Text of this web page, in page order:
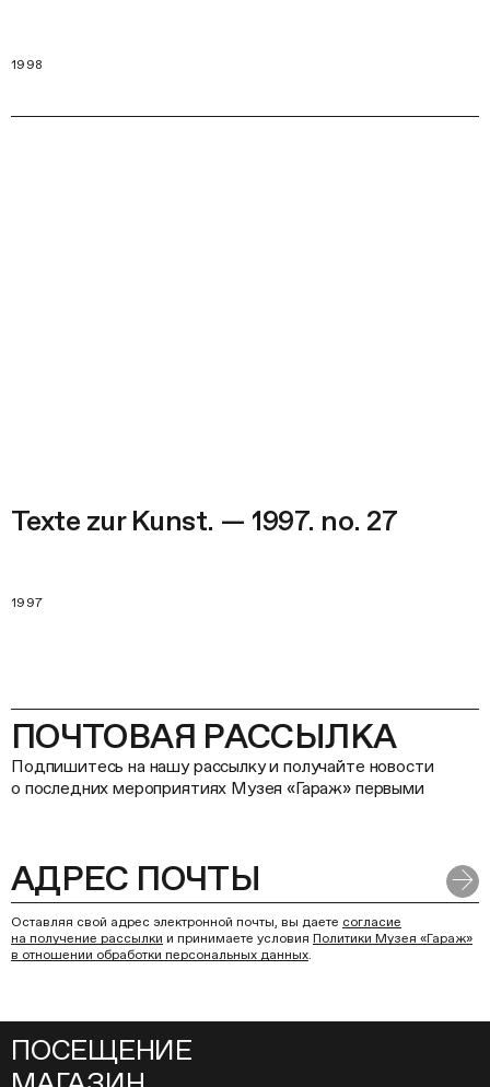
1998
Texte zur Kunst. — 1997. no. 27
1997
ПОЧТОВАЯ РАССЫЛКА
Подпишитесь на нашу рассылку и получайте новости
о последних мероприятиях Музея «Гараж» первыми
Оставляя свой адрес электронной почты, вы даете согласие
на получение рассылки и принимаете условия Политики Музея «Гараж»
в отношении обработки персональных данных.
ПОСЕЩЕНИЕ